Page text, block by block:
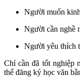
Người muốn
Người cần nghề
Người yêu thích
Chỉ cần đã tốt nghiệp
thể đăng ký học văn